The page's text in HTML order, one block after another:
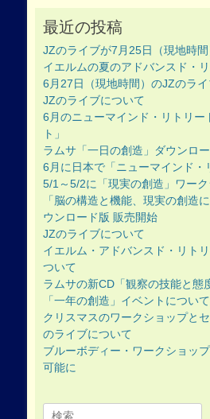
ー
シ
ョ
ン
最近の投稿
JZのライブが7月25日（現地時間
イエルムの夏のアドバンスド・
6月27日（現地時間）のJZのラ
JZのライブについて
6月のニューマインド・リトリー
ト」
ラムサ「一日の創造」ダウンロ
6月に日本で「ニューマインド・
5/1～5/2に「現実の創造」ワー
「脳の構造と機能、現実の創造
ウンロード版 販売開始
JZのライブについて
イエルム・アドバンスド・リト
ついて
ラムサの新CD「観察の技能と態
「一年の創造」イベントについて
クリスマスのワークショップと
のライブについて
ブルーボディー・ワークショッ
可能に
Search